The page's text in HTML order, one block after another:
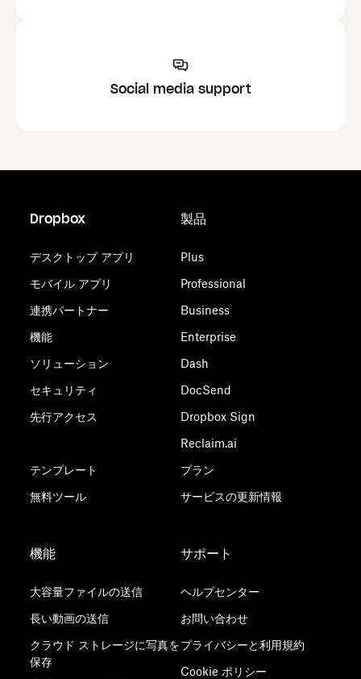
Social media support
Dropbox
デスクトップ アプリ
モバイル アプリ
連携パートナー
機能
ソリューション
セキュリティ
先行アクセス
テンプレート
無料ツール
製品
Plus
Professional
Business
Enterprise
Dash
DocSend
Dropbox Sign
Reclaim.ai
プラン
サービスの更新情報
機能
大容量ファイルの送信
長い動画の送信
クラウド ストレージに写真を
保存
サポート
ヘルプセンター
お問い合わせ
プライバシーと利用規約
Cookie ポリシー